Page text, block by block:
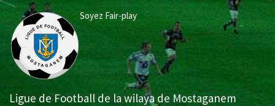
Aller
contenu
principal
Ligue de Football de la wilaya de Mostaganem
Soyez Fair-play